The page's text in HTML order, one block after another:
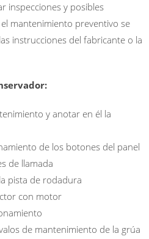
inspecciones y posibles
mantenimiento preventivo se
instrucciones del fabricante o la
y anotar en él la
de los botones del panel
de llamada
pista de rodadura
con motor
de mantenimiento de la grúa